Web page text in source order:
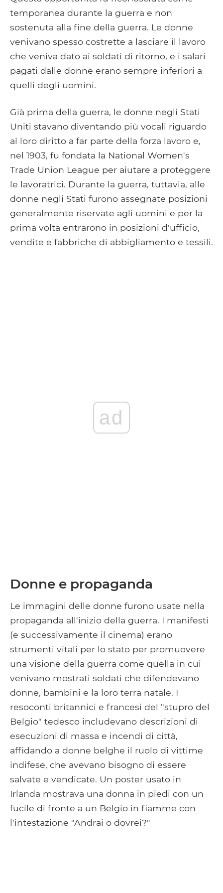
temporanea durante la guerra e non
sostenuta alla fine della guerra. Le donne
venivano spesso costrette a lasciare il lavoro
che veniva dato ai soldati di ritorno, e i salari
pagati dalle donne erano sempre inferiori a
quelli degli uomini.
Già prima della guerra, le donne negli Stati
Uniti stavano diventando più vocali riguardo
al loro diritto a far parte della forza lavoro e,
nel 1903, fu fondata la National Women's
Trade Union League per aiutare a proteggere
le lavoratrici. Durante la guerra, tuttavia, alle
donne negli Stati furono assegnate posizioni
generalmente riservate agli uomini e per la
prima volta entrarono in posizioni d'ufficio,
vendite e fabbriche di abbigliamento e tessili.
ad
Donne e propaganda
Le immagini delle donne furono usate nella
propaganda all'inizio della guerra. I manifesti
(e successivamente il cinema) erano
strumenti vitali per lo stato per promuovere
una visione della guerra come quella in cui
venivano mostrati soldati che difendevano
donne, bambini e la loro terra natale. I
resoconti britannici e francesi del "stupro del
Belgio" tedesco includevano descrizioni di
esecuzioni di massa e incendi di città,
affidando a donne belghe il ruolo di vittime
indifese, che avevano bisogno di essere
salvate e vendicate. Un poster usato in
Irlanda mostrava una donna in piedi con un
fucile di fronte a un Belgio in fiamme con
l'intestazione "Andrai o dovrei?"